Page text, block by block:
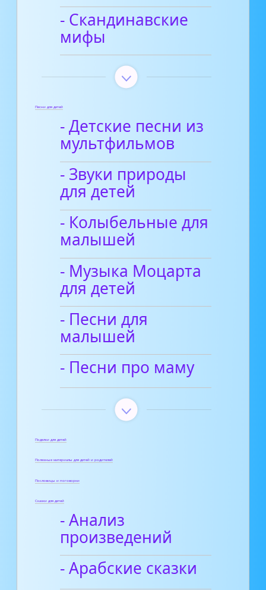
- Скандинавские
мифы
Песни для детей
- Детские песни из
мультфильмов
- Звуки природы
для детей
- Колыбельные для
малышей
- Музыка Моцарта
для детей
- Песни для
малышей
- Песни про маму
Поделки для детей
Полезные материалы для детей и родителей
Пословицы и поговорки
Сказки для детей
- Анализ
произведений
- Арабские сказки